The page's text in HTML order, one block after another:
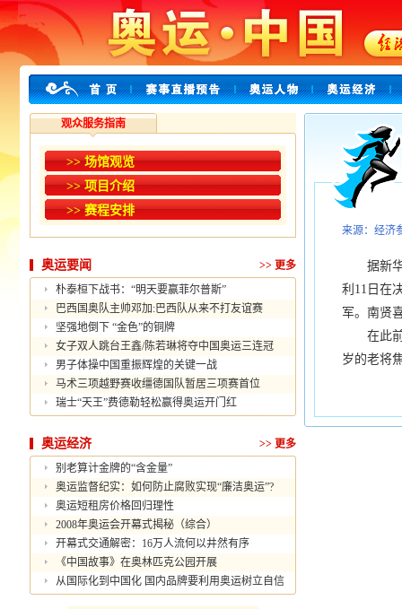
观众服务指南
>> 场馆观览
>> 项目介绍
>> 赛程安排
奥运要闻 >> 更多
朴泰桓下战书：“明天要赢菲尔普斯”
巴西国奥队主帅邓加:巴西队从来不打友谊赛
坚强地倒下 “金色”的铜牌
女子双人跳台王鑫/陈若琳将夺中国奥运三连冠
男子体操中国重振辉煌的关键一战
马术三项越野赛收缰德国队暂居三项赛首位
瑞士“天王”费德勒轻松赢得奥运开门红
奥运经济 >> 更多
别老算计金牌的“含金量”
奥运监督纪实：如何防止腐败实现“廉洁奥运”?
奥运短租房价格回归理性
2008年奥运会开幕式揭秘（综合）
开幕式交通解密：16万人流何以井然有序
《中国故事》在奥林匹克公园开展
从国际化到中国化 国内品牌要利用奥运树立自信
来源：经济
据新华
利11日在
军。南贤
在此前
岁的老将